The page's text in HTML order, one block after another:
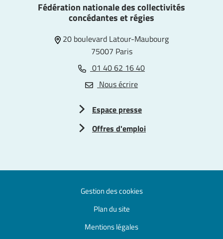
Fédération nationale des collectivités
concédantes et régies
20 boulevard Latour-Maubourg
75007 Paris
01 40 62 16 40
Nous écrire
Espace presse
Offres d'emploi
Gestion des cookies
Plan du site
Mentions légales